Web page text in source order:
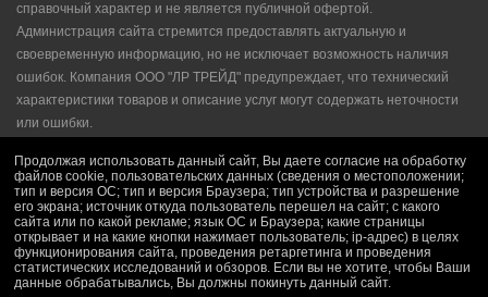
справочный характер и не является публичной офертой.
Администрация сайта стремится предоставлять актуальную и
своевременную информацию, но не исключает возможность наличия
ошибок. Компания ООО "ЛР ТРЕЙД" прeдупрeждaeт, что технический
характеристики товаров и описание услуг могут содержать неточности
или ошибки.
Политика рекламной рассылки|Правила продажи
Продолжая использовать данный сайт, Вы даете согласие на обработку
файлов cookie, пользовательских данных (сведения о местоположении;
тип и версия ОС; тип и версия Браузера; тип устройства и разрешение
его экрана; источник откуда пользователь перешел на сайт; с какого
сайта или по какой рекламе; язык ОС и Браузера; какие страницы
открывает и на какие кнопки нажимает пользователь; ip-адрес) в целях
функционирования сайта, проведения ретаргетинга и проведения
статистических исследований и обзоров. Если вы не хотите, чтобы Ваши
данные обрабатывались, Вы должны покинуть данный сайт.